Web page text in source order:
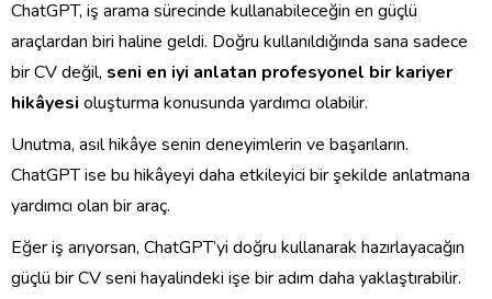
ChatGPT, iş arama sürecinde kullanabileceğin en güçlü
araçlardan biri haline geldi. Doğru kullanıldığında sana sadece
bir CV değil, seni en iyi anlatan profesyonel bir kariyer
hikâyesi oluşturma konusunda yardımcı olabilir.
Unutma, asıl hikâye senin deneyimlerin ve başarıların.
ChatGPT ise bu hikâyeyi daha etkileyici bir şekilde anlatmana
yardımcı olan bir araç.
Eğer iş arıyorsan, ChatGPT’yi doğru kullanarak hazırlayacağın
güçlü bir CV seni hayalindeki işe bir adım daha yaklaştırabilir.